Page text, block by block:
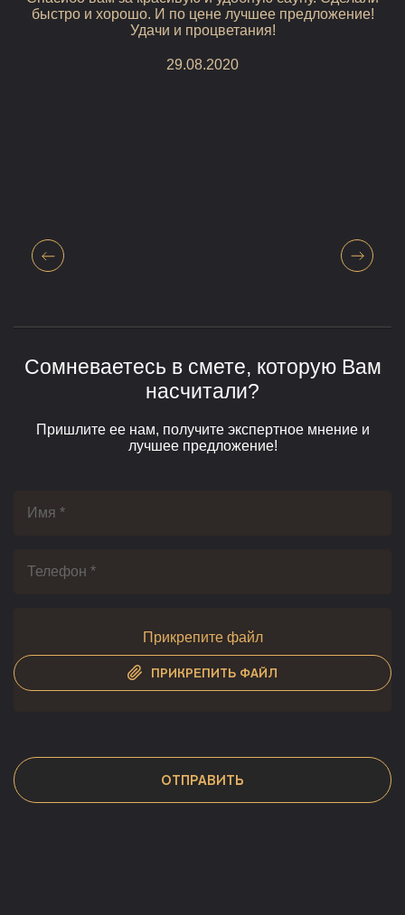
быстро и хорошо. И по цене лучшее предложение!
Удачи и процветания!
29.08.2020
Сомневаетесь в смете, которую Вам
насчитали?
Пришлите ее нам, получите экспертное мнение и
лучшее предложение!
Прикрепите файл
ПРИКРЕПИТЬ ФАЙЛ